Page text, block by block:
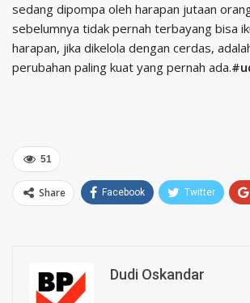
sedang dipompa oleh harapan jutaan
sebelumnya tidak pernah terbayang bisa
harapan, jika dikelola dengan cerdas,
perubahan paling kuat yang pernah ada.
51
Share Facebook Twitter
Dudi Oskandar